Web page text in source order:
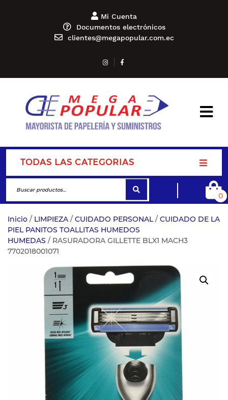
Mi Cuenta
Documentos electrónicos
clientes@megapopular.com.ec
TODAS LAS CATEGORIAS
0
Inicio / LIMPIEZA / CUIDADO PERSONAL/ CUIDADO DE LA
PIEL PANITOS TOALLITAS HUMEDOS
HUMEDAS / RASURADORA GILLETTE BLX1 MACH3
7702018001071